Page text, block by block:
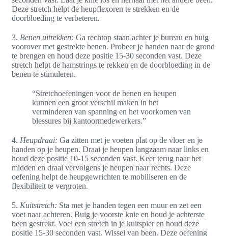
Deze stretch helpt de heupflexoren te strekken en de
doorbloeding te verbeteren.
3. Benen uitrekken: Ga rechtop staan achter je bureau en buig
voorover met gestrekte benen. Probeer je handen naar de grond
te brengen en houd deze positie 15-30 seconden vast. Deze
stretch helpt de hamstrings te rekken en de doorbloeding in de
benen te stimuleren.
“Stretchoefeningen voor de benen en heupen
kunnen een groot verschil maken in het
verminderen van spanning en het voorkomen van
blessures bij kantoormedewerkers.”
4. Heupdraai: Ga zitten met je voeten plat op de vloer en je
handen op je heupen. Draai je heupen langzaam naar links en
houd deze positie 10-15 seconden vast. Keer terug naar het
midden en draai vervolgens je heupen naar rechts. Deze
oefening helpt de heupgewrichten te mobiliseren en de
flexibiliteit te vergroten.
5. Kuitstretch: Sta met je handen tegen een muur en zet een
voet naar achteren. Buig je voorste knie en houd je achterste
been gestrekt. Voel een stretch in je kuitspier en houd deze
positie 15-30 seconden vast. Wissel van been. Deze oefening